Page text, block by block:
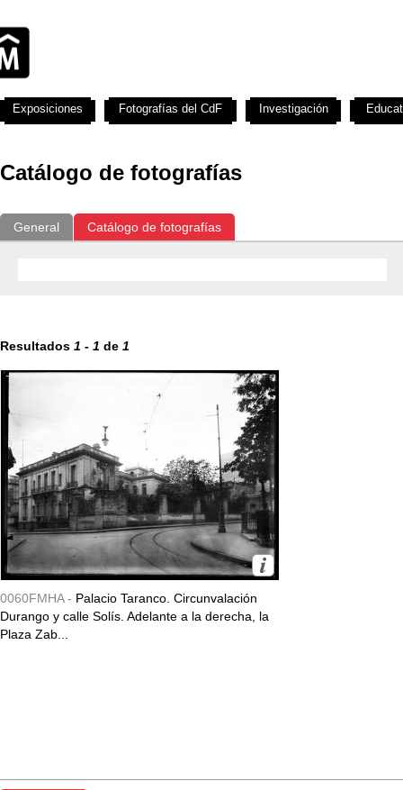
Catálogo de fotografías
General Catálogo de fotografías
Resultados 1 - 1 de 1
0060FMHA - Palacio Taranco. Circunvalación
Durango y calle Solís. Adelante a la derecha, la
Plaza Zab...
Exposiciones Fotografías del CdF Investigación